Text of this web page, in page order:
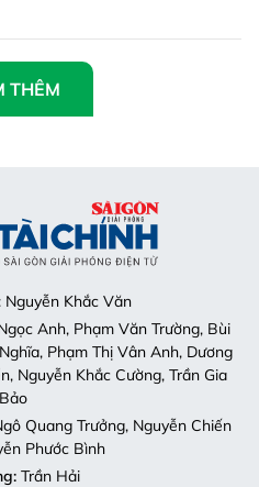
THÊM
Nguyễn Khắc Văn
Anh, Phạm Văn Trường, Bùi
Phạm Thị Vân Anh, Dương
Nguyễn Khắc Cường, Trần Gia
Bảo
Quang Trưởng, Nguyễn Chiến
Phước Bình
Trần Hải